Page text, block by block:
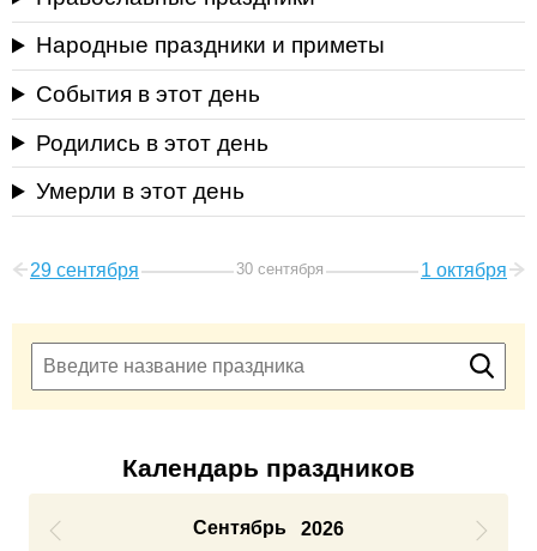
Народные праздники и приметы
События в этот день
Родились в этот день
Умерли в этот день
29 сентября 30 сентября 1 октября
Календарь праздников
Сентябрь 2026